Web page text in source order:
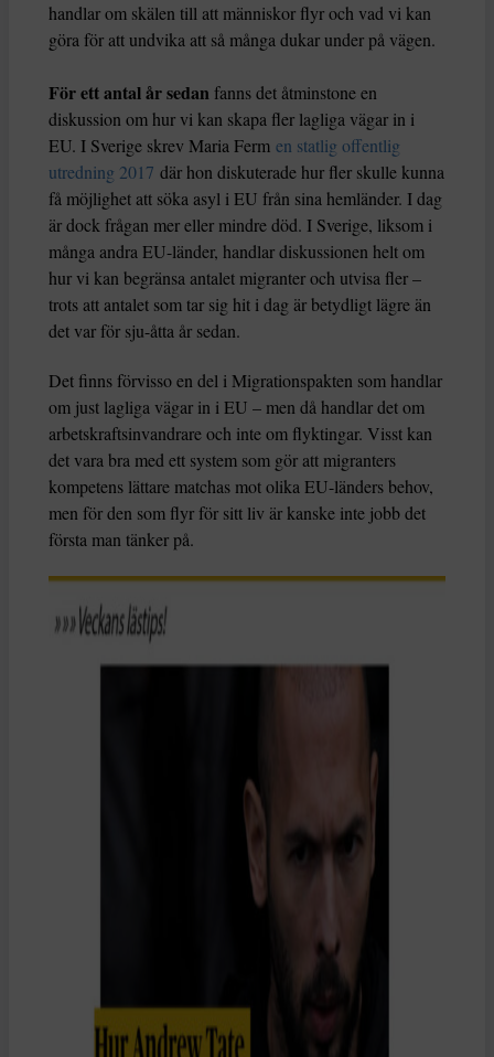
handlar om skälen till att människor flyr och vad vi kan
göra för att undvika att så många dukar under på vägen.
För ett antal år sedan fanns det åtminstone en
diskussion om hur vi kan skapa fler lagliga vägar in i
EU. I Sverige skrev Maria Ferm en statlig offentlig
utredning 2017 där hon diskuterade hur fler skulle kunna
få möjlighet att söka asyl i EU från sina hemländer. I dag
är dock frågan mer eller mindre död. I Sverige, liksom i
många andra EU-länder, handlar diskussionen helt om
hur vi kan begränsa antalet migranter och utvisa fler –
trots att antalet som tar sig hit i dag är betydligt lägre än
det var för sju-åtta år sedan.
Det finns förvisso en del i Migrationspakten som handlar
om just lagliga vägar in i EU – men då handlar det om
arbetskraftsinvandrare och inte om flyktingar. Visst kan
det vara bra med ett system som gör att migranters
kompetens lättare matchas mot olika EU-länders behov,
men för den som flyr för sitt liv är kanske inte jobb det
första man tänker på.